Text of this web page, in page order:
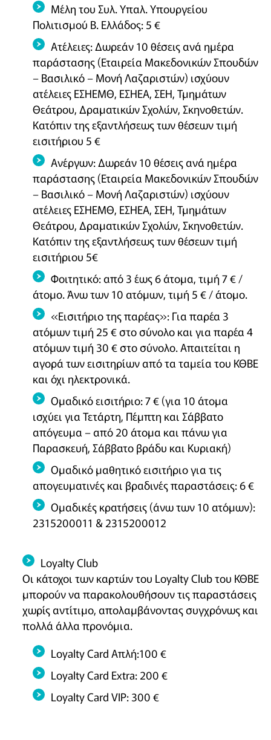
Μέλη του Συλ. Υπαλ. Υπουργείου
Πολιτισμού Β. Ελλάδος: 5 €
Ατέλειες: Δωρεάν 10 θέσεις ανά ημέρα
παράστασης (Εταιρεία Μακεδονικών Σπουδών
– Βασιλικό – Μονή Λαζαριστών) ισχύουν
ατέλειες ΕΣΗΕΜΘ, ΕΣΗΕΑ, ΣΕΗ, Τμημάτων
Θεάτρου, Δραματικών Σχολών, Σκηνοθετών.
Κατόπιν της εξαντλήσεως των θέσεων τιμή
εισιτήριου 5 €
Ανέργων: Δωρεάν 10 θέσεις ανά ημέρα
παράστασης (Εταιρεία Μακεδονικών Σπουδών
– Βασιλικό – Μονή Λαζαριστών) ισχύουν
ατέλειες ΕΣΗΕΜΘ, ΕΣΗΕΑ, ΣΕΗ, Τμημάτων
Θεάτρου, Δραματικών Σχολών, Σκηνοθετών.
Κατόπιν της εξαντλήσεως των θέσεων τιμή
εισιτήριου 5€
Φοιτητικό: από 3 έως 6 άτομα, τιμή 7 € /
άτομο. Άνω των 10 ατόμων, τιμή 5 € / άτομο.
«Εισιτήριο της παρέας»: Για παρέα 3
ατόμων τιμή 25 € στο σύνολο και για παρέα 4
ατόμων τιμή 30 € στο σύνολο. Απαιτείται η
αγορά των εισιτηρίων από τα ταμεία του ΚΘΒΕ
και όχι ηλεκτρονικά.
Oμαδικό εισιτήριο: 7 € (για 10 άτομα
ισχύει για Τετάρτη, Πέμπτη και Σάββατο
απόγευμα – από 20 άτομα και πάνω για
Παρασκευή, Σάββατο βράδυ και Κυριακή)
Ομαδικό μαθητικό εισιτήριο για τις
απογευματινές και βραδινές παραστάσεις: 6 €
Ομαδικές κρατήσεις (άνω των 10 ατόμων):
2315200011 & 2315200012
Loyalty Club
Οι κάτοχοι των καρτών του Loyalty Club του ΚΘΒΕ
μπορούν να παρακολουθήσουν τις παραστάσεις
χωρίς αντίτιμο, απολαμβάνοντας συγχρόνως και
πολλά άλλα προνόμια.
Loyalty Card Απλή:100 €
Loyalty Card Extra: 200 €
Loyalty Card VIP: 300 €